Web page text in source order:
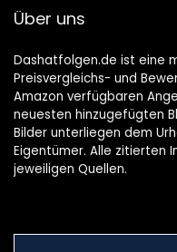
Über uns
Dashatfolgen.de ist eine
Preisvergleichs- und
Amazon verfügbaren
neuesten hinzugefügten
Bilder unterliegen dem
Eigentümer. Alle zitierten
jeweiligen Quellen.